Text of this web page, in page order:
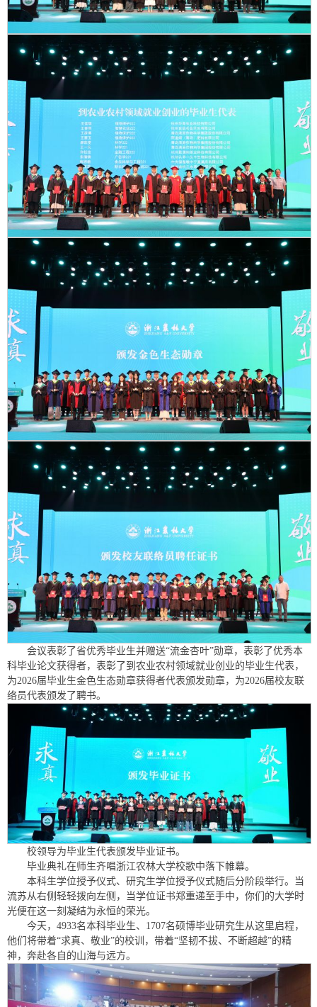
会议表彰了省优秀毕业生并赠送“流金杏叶”勋章，表彰了优秀本
科毕业论文获得者，表彰了到农业农村领域就业创业的毕业生代表，
为2026届毕业生金色生态勋章获得者代表颁发勋章，为2026届校友联
络员代表颁发了聘书。
校领导为毕业生代表颁发毕业证书。
毕业典礼在师生齐唱浙江农林大学校歌中落下帷幕。
本科生学位授予仪式、研究生学位授予仪式随后分阶段举行。当
流苏从右侧轻轻拨向左侧，当学位证书郑重递至手中，你们的大学时
光便在这一刻凝结为永恒的荣光。
今天，4933名本科毕业生、1707名硕博毕业研究生从这里启程，
他们将带着“求真、敬业”的校训，带着“坚韧不拔、不断超越”的精
神，奔赴各自的山海与远方。